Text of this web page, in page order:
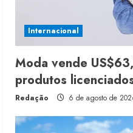
Internacional
Moda vende
produtos
Redação 6 de agosto de